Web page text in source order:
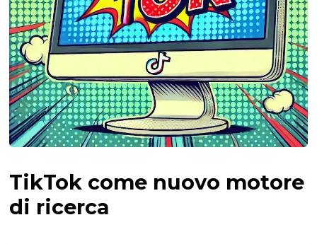
TikTok come nuovo motore
di ricerca